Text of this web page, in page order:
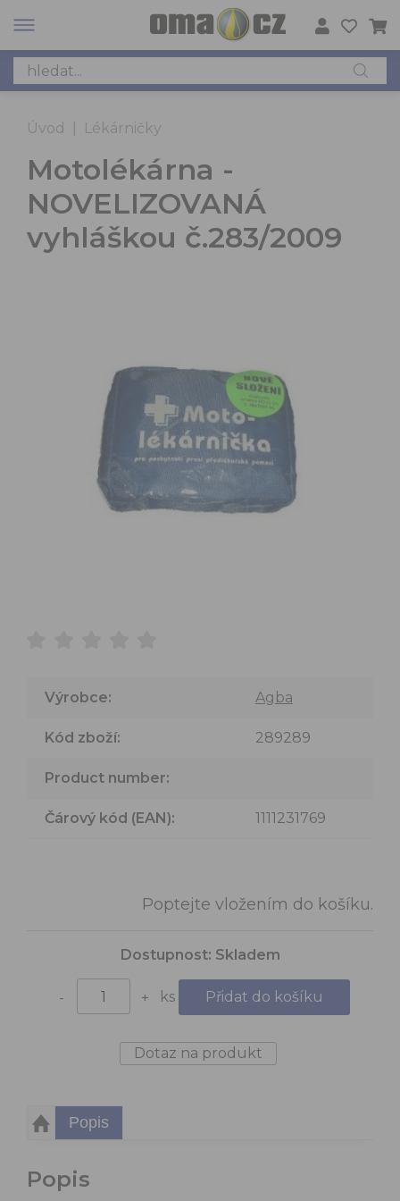
Úvod Lékárničky
Motolékárna -
NOVELIZOVANÁ
vyhláškou č.283/2009
Výrobce: Agba
Kód zboží: 289289
Product number:
Čárový kód (EAN): 1111231769
Poptejte vložením do košíku.
Dostupnost: Skladem
- + ks
Dotaz na produkt
Popis
Popis